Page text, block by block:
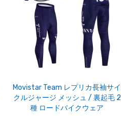
Movistar Team レプリカ長袖サイ
クルジャージ メッシュ / 裏起毛 2
種 ロードバイクウェア